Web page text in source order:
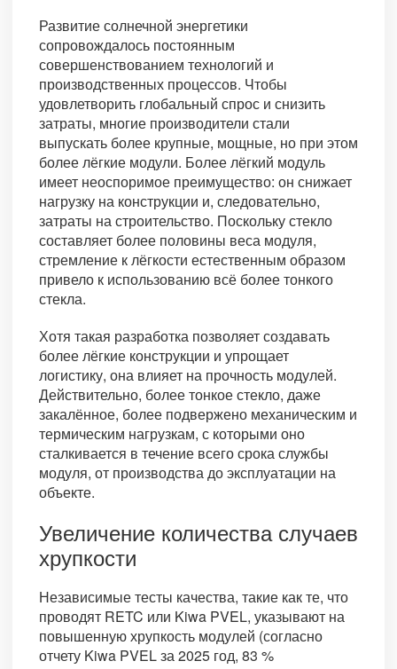
Развитие солнечной энергетики
сопровождалось постоянным
совершенствованием технологий и
производственных процессов. Чтобы
удовлетворить глобальный спрос и снизить
затраты, многие производители стали
выпускать более крупные, мощные, но при этом
более лёгкие модули. Более лёгкий модуль
имеет неоспоримое преимущество: он снижает
нагрузку на конструкции и, следовательно,
затраты на строительство. Поскольку стекло
составляет более половины веса модуля,
стремление к лёгкости естественным образом
привело к использованию всё более тонкого
стекла.
Хотя такая разработка позволяет создавать
более лёгкие конструкции и упрощает
логистику, она влияет на прочность модулей.
Действительно, более тонкое стекло, даже
закалённое, более подвержено механическим и
термическим нагрузкам, с которыми оно
сталкивается в течение всего срока службы
модуля, от производства до эксплуатации на
объекте.
Увеличение количества случаев
хрупкости
Независимые тесты качества, такие как те, что
проводят RETC или Kiwa PVEL, указывают на
повышенную хрупкость модулей (согласно
отчету Kiwa PVEL за 2025 год, 83 %